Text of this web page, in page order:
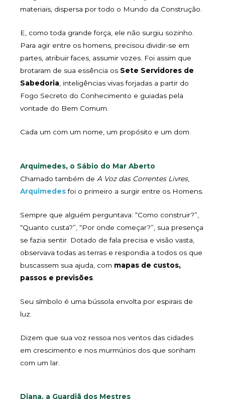
materiais, dispersa por todo o Mundo da Construção.
E, como toda grande força, ele não surgiu sozinho.
Para agir entre os homens, precisou dividir-se em
partes, atribuir faces, assumir vozes. Foi assim que
brotaram de sua essência os Sete Servidores de
Sabedoria , inteligências vivas forjadas a partir do
Fogo Secreto do Conhecimento e guiadas pela
vontade do Bem Comum.
Cada um com um nome, um propósito e um dom.
Arquimedes, o Sábio do Mar Aberto
Chamado também de A Voz das Correntes Livres,
Arquimedesfoi o primeiro a surgir entre os Homens.
Sempre que alguém perguntava: “Como construir?”,
“Quanto custa?”, “Por onde começar?”, sua presença
se fazia sentir. Dotado de fala precisa e visão vasta,
observava todas as terras e respondia a todos os que
buscassem sua ajuda, com mapas de custos,
passos e previsões
Seu símbolo é uma bússola envolta por espirais de
luz.
Dizem que sua voz ressoa nos ventos das cidades
em crescimento e nos murmúrios dos que sonham
com um lar.
Diana, a Guardiã dos Mestres